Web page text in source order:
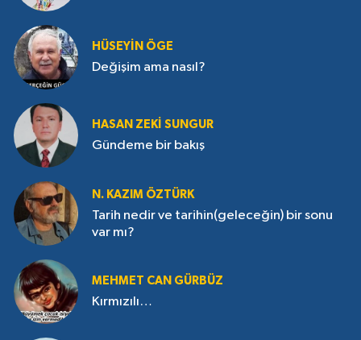
HÜSEYIN ÖGE
Değişim ama nasıl?
HASAN ZEKI SUNGUR
Gündeme bir bakış
N. KAZIM ÖZTÜRK
Tarih nedir ve tarihin(geleceğin) bir sonu
var mı?
MEHMET CAN GÜRBÜZ
Kırmızılı…